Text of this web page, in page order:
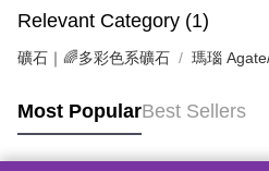
Relevant Category (1)
礦石｜🌈多彩色系礦石 瑪瑙
Most PopularBest Sellers